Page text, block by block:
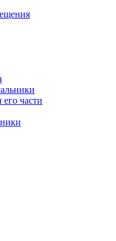
части